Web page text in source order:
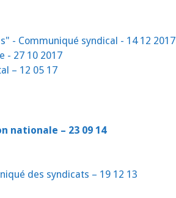
- Communiqué syndical - 14 12 2017
- 27 10 2017
– 12 05 17
nationale – 23 09 14
des syndicats – 19 12 13